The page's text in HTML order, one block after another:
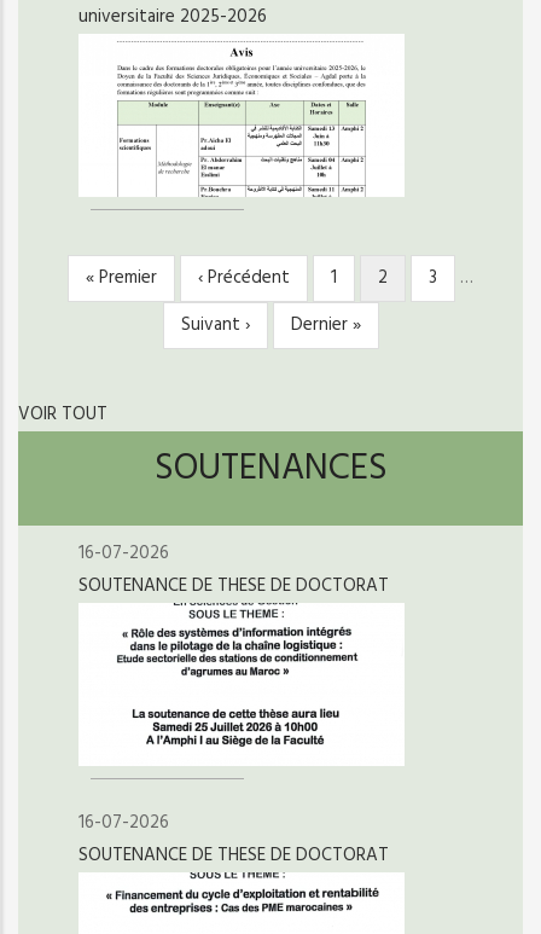
universitaire 2025-2026
PAGINATION
Première
page
« Premier
Page
précédente
‹ Précédent Page
1
Page
courante
2 Page
3
…
Page
suivante
Suivant ›
Dernière
page
Dernier »
VOIR TOUT
SOUTENANCES
16-07-2026
SOUTENANCE DE THESE DE DOCTORAT
16-07-2026
SOUTENANCE DE THESE DE DOCTORAT